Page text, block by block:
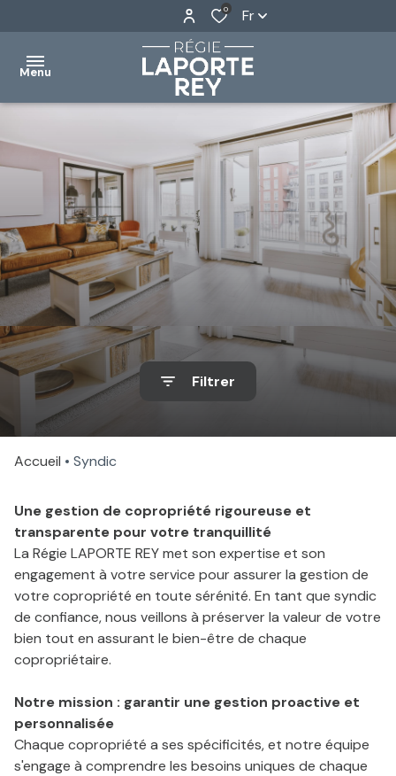
0 Fr
Menu
ACCUEIL
VENTES
LOCATIONS
GESTION
SYNDIC
NOTRE
AGENCE
CONTACT
Filtrer
Accueil Syndic
Une gestion de copropriété rigoureuse et
transparente pour votre tranquillité
La Régie LAPORTE REY met son expertise et son
engagement à votre service pour assurer la gestion de
votre copropriété en toute sérénité. En tant que syndic
de confiance, nous veillons à préserver la valeur de votre
bien tout en assurant le bien-être de chaque
copropriétaire.
Notre mission : garantir une gestion proactive et
personnalisée
Chaque copropriété a ses spécificités, et notre équipe
s'engage à comprendre les besoins uniques de chaque